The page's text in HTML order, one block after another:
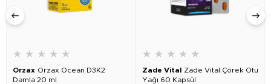
★ ★ ★ ★ ★
Orzax Orzax Ocean D3K2
Damla 20 ml
★ ★ ★ ★ ★
Zade Vital Zade Vital Çörek Otu
Yağı 60 Kapsül